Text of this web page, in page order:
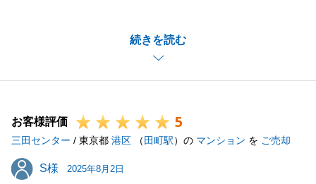
続きを読む
だきありがとうございました。
いつもレスポンスよくご対応いただけてこちらも大変
助かりました。
けますと幸いです。
引き続きどうぞよろしくお願い申し上げます。
お客様評価 5
三田センター / 東京都 港区 （ 田町駅）の マンション を ご売却
S様
S様 2025年8月2日